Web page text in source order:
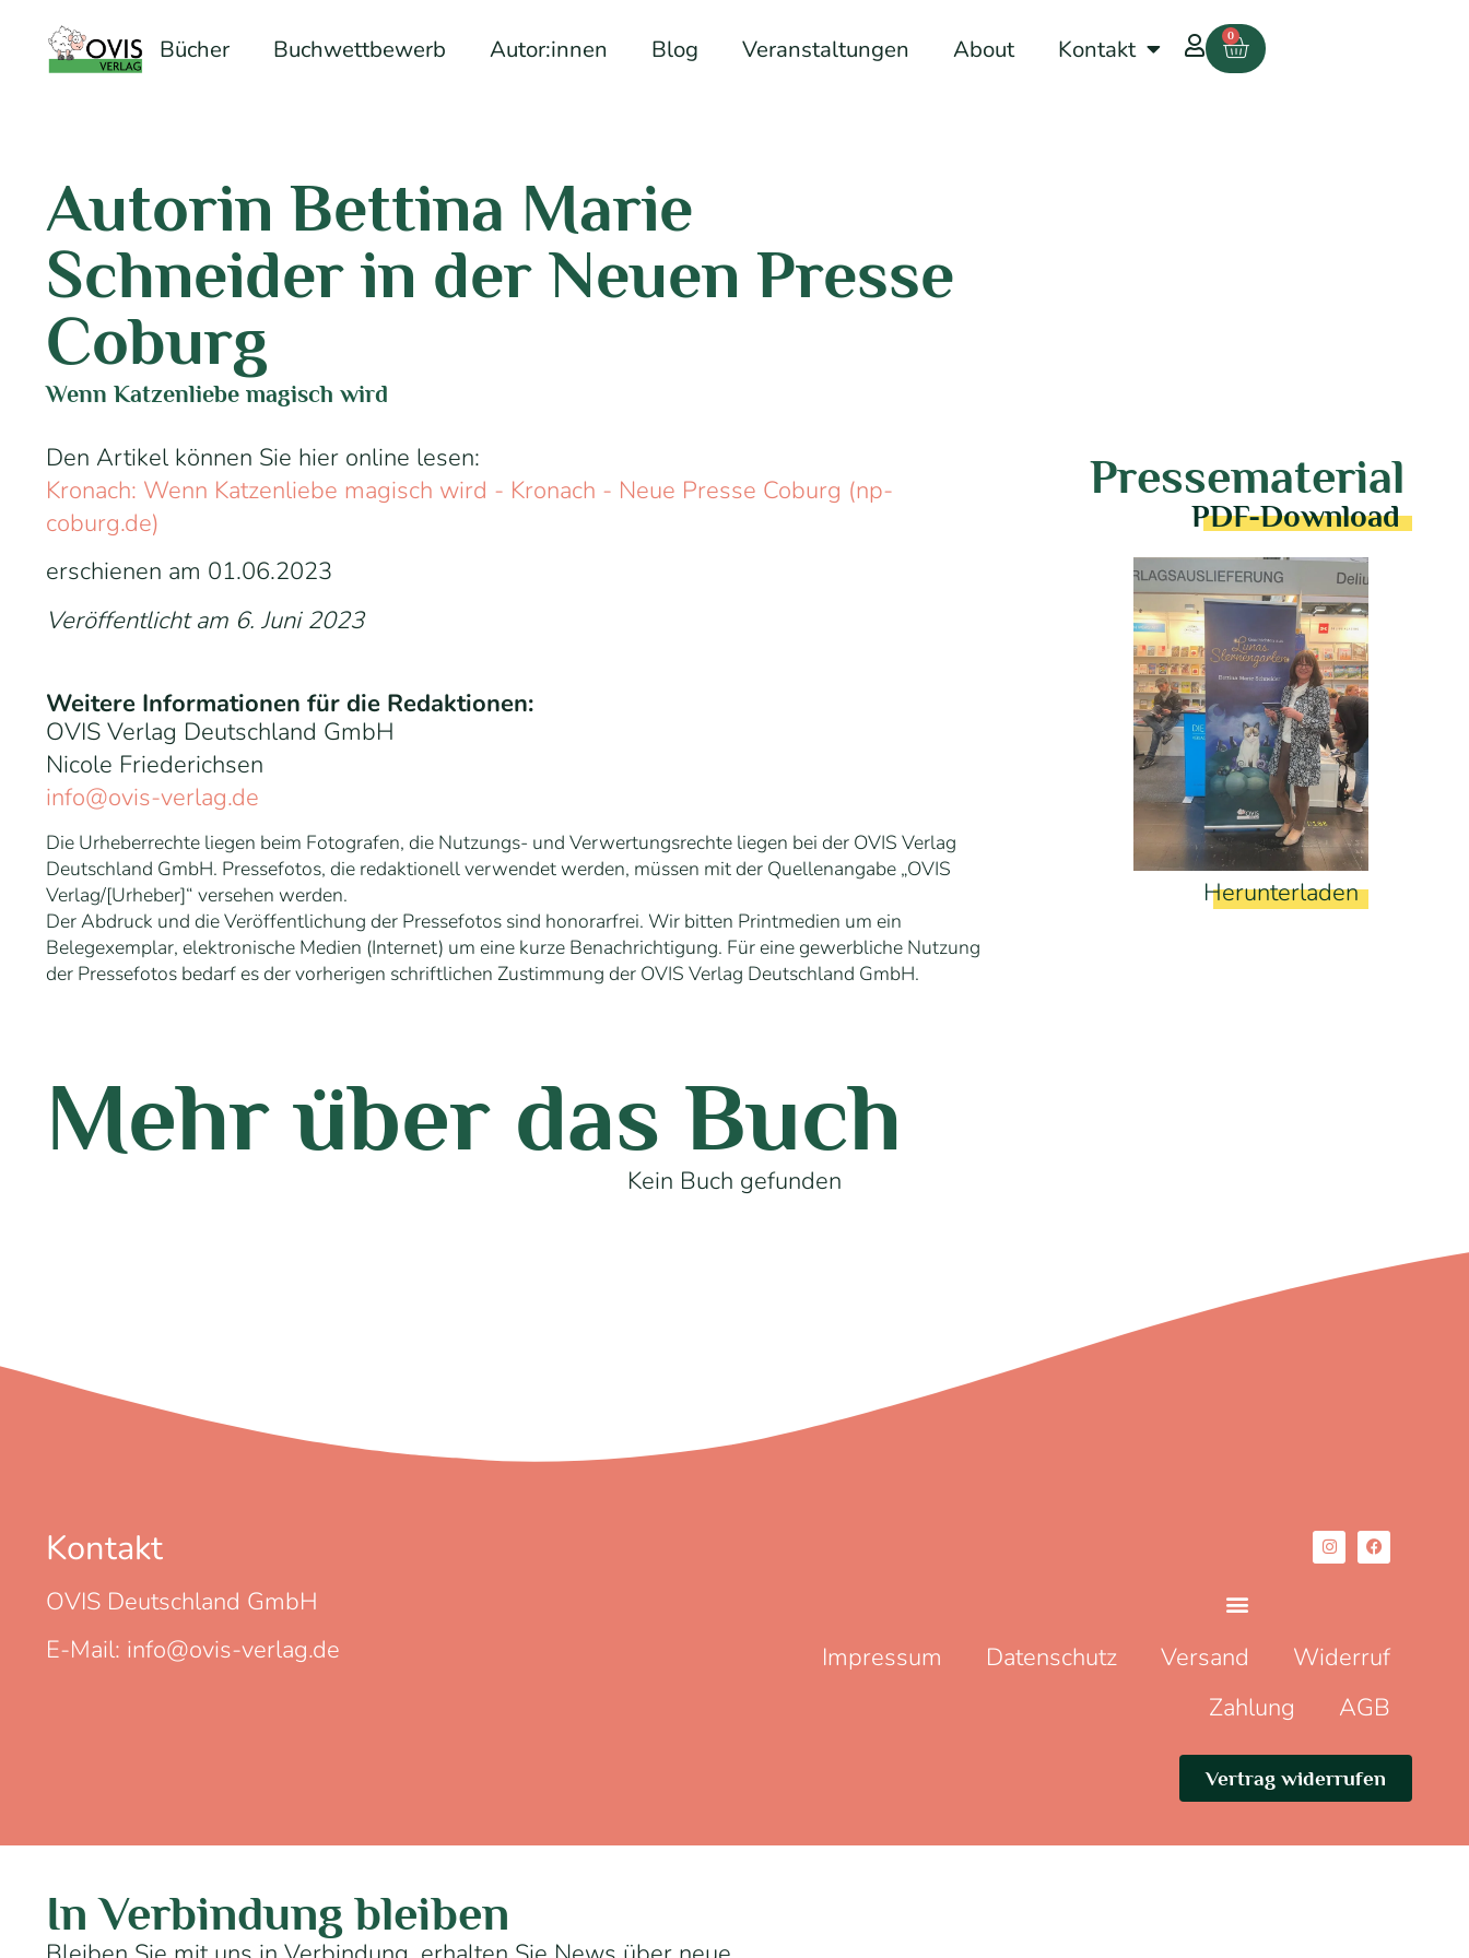
Bücher Buchwettbewerb Autor:innen Blog Veranstaltungen About Kontakt 0
Autorin Bettina Marie
Schneider in der Neuen Presse
Coburg
Wenn Katzenliebe magisch wird
Den Artikel können Sie hier online lesen:
Kronach: Wenn Katzenliebe magisch wird - Kronach - Neue Presse Coburg (np-
coburg.de)
erschienen am 01.06.2023
Veröffentlicht am 6. Juni 2023
Weitere Informationen für die Redaktionen:
OVIS Verlag Deutschland GmbH
Nicole Friederichsen
info@ovis-verlag.de
Die Urheberrechte liegen beim Fotografen, die Nutzungs- und Verwertungsrechte liegen bei der OVIS Verlag
Deutschland GmbH. Pressefotos, die redaktionell verwendet werden, müssen mit der Quellenangabe „OVIS
Verlag/[Urheber]“ versehen werden.
Der Abdruck und die Veröffentlichung der Pressefotos sind honorarfrei. Wir bitten Printmedien um ein
Belegexemplar, elektronische Medien (Internet) um eine kurze Benachrichtigung. Für eine gewerbliche Nutzung
der Pressefotos bedarf es der vorherigen schriftlichen Zustimmung der OVIS Verlag Deutschland GmbH.
Pressematerial
PDF-Download
Herunterladen
Mehr über das Buch
Kein Buch gefunden
Kontakt
OVIS Deutschland GmbH
E-Mail: info@ovis-verlag.de
Impressum Datenschutz Versand
Widerruf
Zahlung
AGB
Vertrag widerrufen
In Verbindung bleiben